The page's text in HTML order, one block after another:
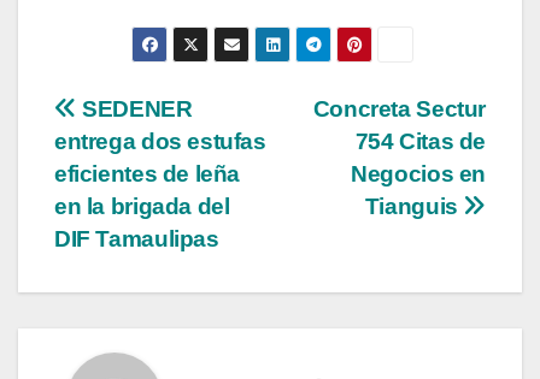
Navegación
de
entradas
Concreta Sectur
754 Citas de
Negocios en
Tianguis
SEDENER
entrega dos estufas
eficientes de leña
en la brigada del
DIF Tamaulipas